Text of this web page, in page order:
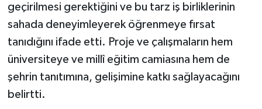
geçirilmesi gerektiğini ve bu tarz iş birliklerinin
sahada deneyimleyerek öğrenmeye fırsat
tanıdığını ifade etti. Proje ve çalışmaların hem
üniversiteye ve millî eğitim camiasına hem de
şehrin tanıtımına, gelişimine katkı sağlayacağını
belirtti.